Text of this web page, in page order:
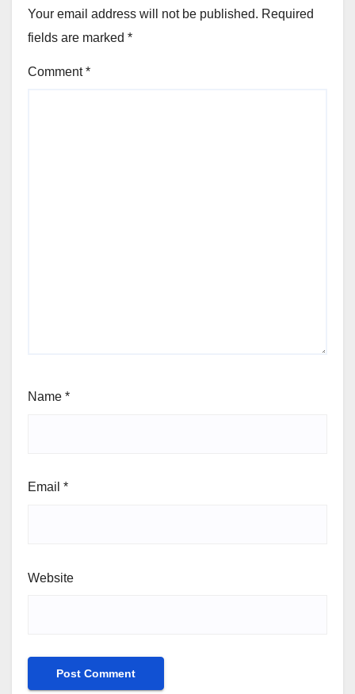
Your email address will not be published. Required
fields are marked *
Comment*
Name *
Email *
Website